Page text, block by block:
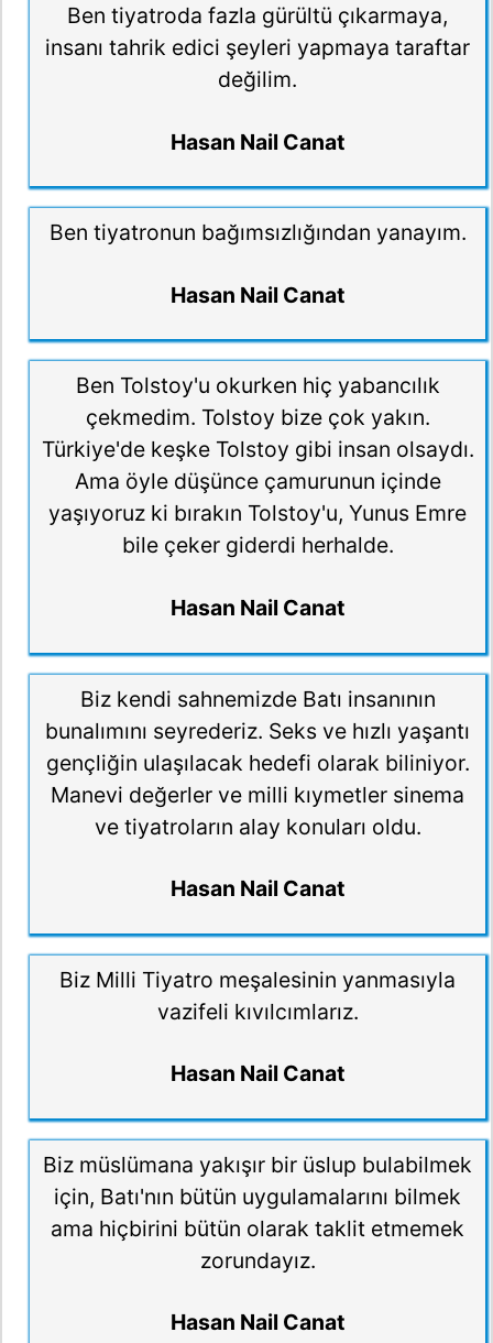
Ben tiyatroda fazla gürültü çıkarmaya,
insanı tahrik edici şeyleri yapmaya taraftar
değilim.
Hasan Nail Canat
Ben tiyatronun bağımsızlığından yanayım.
Hasan Nail Canat
Ben Tolstoy'u okurken hiç yabancılık
çekmedim. Tolstoy bize çok yakın.
Türkiye'de keşke Tolstoy gibi insan olsaydı.
Ama öyle düşünce çamurunun içinde
yaşıyoruz ki bırakın Tolstoy'u, Yunus Emre
bile çeker giderdi herhalde.
Hasan Nail Canat
Biz kendi sahnemizde Batı insanının
bunalımını seyrederiz. Seks ve hızlı yaşantı
gençliğin ulaşılacak hedefi olarak biliniyor.
Manevi değerler ve milli kıymetler sinema
ve tiyatroların alay konuları oldu.
Hasan Nail Canat
Biz Milli Tiyatro meşalesinin yanmasıyla
vazifeli kıvılcımlarız.
Hasan Nail Canat
Biz müslümana yakışır bir üslup bulabilmek
için, Batı'nın bütün uygulamalarını bilmek
ama hiçbirini bütün olarak taklit etmemek
zorundayız.
Hasan Nail Canat